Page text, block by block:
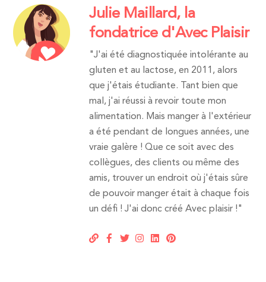
Julie Maillard, la
fondatrice d'Avec Plaisir
"J'ai été diagnostiquée intolérante au
gluten et au lactose, en 2011, alors
que j'étais étudiante. Tant bien que
mal, j'ai réussi à revoir toute mon
alimentation. Mais manger à l'extérieur
a été pendant de longues années, une
vraie galère ! Que ce soit avec des
collègues, des clients ou même des
amis, trouver un endroit où j'étais sûre
de pouvoir manger était à chaque fois
un défi ! J'ai donc créé Avec plaisir !"